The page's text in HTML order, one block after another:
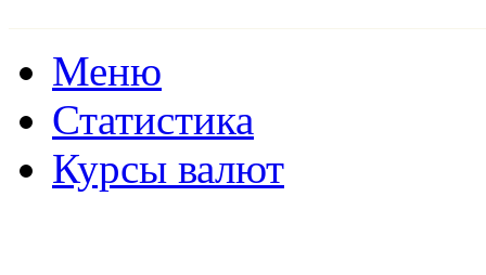
Меню
Статистика
Курсы валют